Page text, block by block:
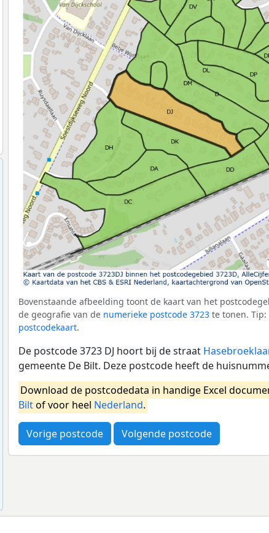
Bovenstaande afbeelding toont de kaart van het
de geografie van de numerieke postcode 3723 te tonen. Tip:
postcodekaart.
De postcode 3723 DJ hoort bij de straat
gemeente De Bilt. Deze postcode heeft de
Download de postcodedata in handige Excel
Biltof voor heel Nederland.
Vorige postcode Volgende postcode